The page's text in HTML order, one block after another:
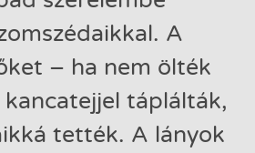
A
– ha nem ölték
táplálták,
tették. A lányok